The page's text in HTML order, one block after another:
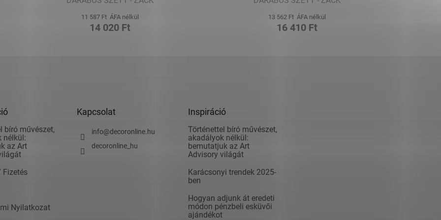
11 587 Ft ÁFA nélkül
14 020 Ft
13 562 Ft ÁFA nélkül
16 410 Ft
bíró művészet,
nélkül:
az Art
Fizetés
Nyilatkozat
Kapcsolat
info@decoronline.hu
decoronline_hu
Inspiráció
Történettel bíró művészet,
akadályok nélkül:
bemutatjuk az Art
Advisory világát
Karácsonyi trendek 2025-
ben
Hogyan adjunk át eredeti
módon pénzbeli esküvői
ajándékot